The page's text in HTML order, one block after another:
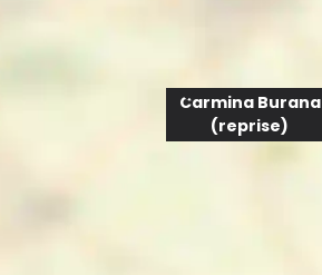
Carmina Burana
(reprise)